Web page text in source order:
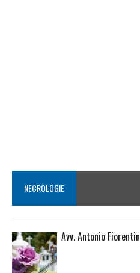
NECROLOGIE
Avv. Antonio Fiorentin